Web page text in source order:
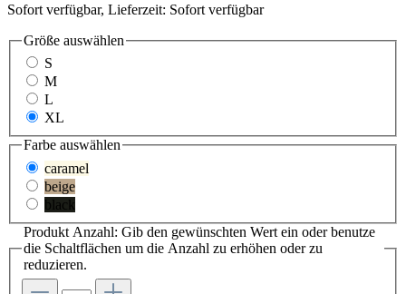
Sofort verfügbar, Lieferzeit: Sofort verfügbar
Größe auswählen
S
M
L
XL
Farbe auswählen
caramel
beige
black
Produkt Anzahl: Gib den gewünschten Wert ein oder benutze
die Schaltflächen um die Anzahl zu erhöhen oder zu
reduzieren.